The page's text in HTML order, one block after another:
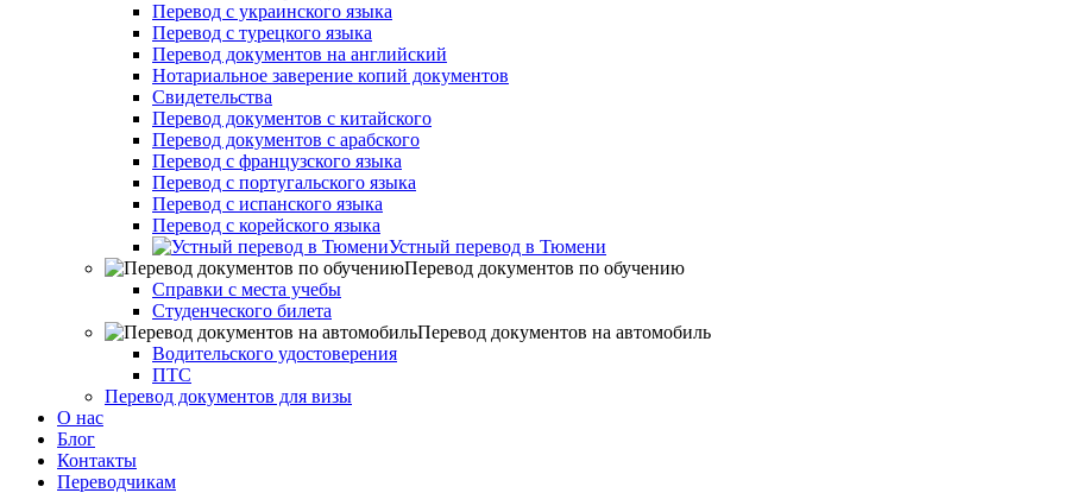
Перевод с украинского языка
Перевод с турецкого языка
Перевод документов на английский
Нотариальное заверение копий документов
Свидетельства
Перевод документов с китайского
Перевод документов с арабского
Перевод с французского языка
Перевод с португальского языка
Перевод с испанского языка
Перевод с корейского языка
Устный перевод в Тюмени
Перевод документов по обучению
Справки с места учебы
Студенческого билета
Перевод документов на автомобиль
Водительского удостоверения
ПТС
Перевод документов для визы
О нас
Блог
Контакты
Переводчикам